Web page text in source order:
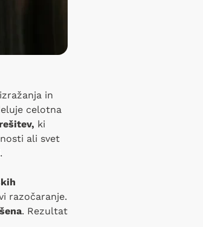
in
celotna
ki
ali svet
razočaranje.
. Rezultat